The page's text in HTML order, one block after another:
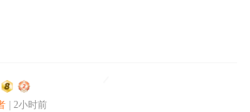
2小时前